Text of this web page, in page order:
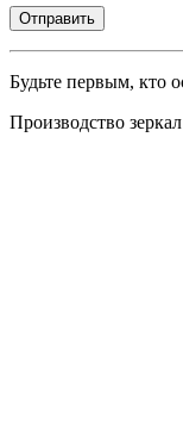
Будьте первым, кто
Производство